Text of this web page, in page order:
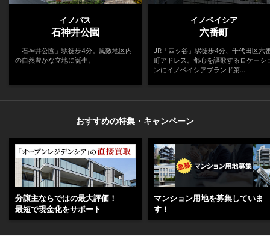
イノバス
石神井公園
「石神井公園」駅徒歩4分。風致地区内
の自然豊かな立地に誕生。
イノベイシア
六番町
JR「四ッ谷」駅徒歩4分、千代田区六
町アドレス。都心を謳歌するロケーシ
ンにイノベイシアブランド第...
おすすめの特集・キャンペーン
分譲主ならではの最大評価！
最短で現金化をサポート
マンション用地を募集していま
す！